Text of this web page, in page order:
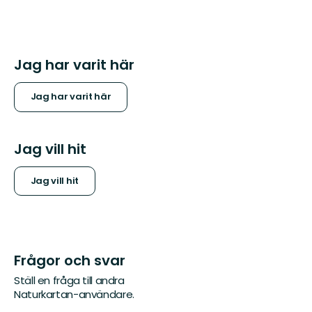
Jag har varit här
Jag har varit här
Jag vill hit
Jag vill hit
Frågor och svar
Ställ en fråga till andra
Naturkartan-användare.